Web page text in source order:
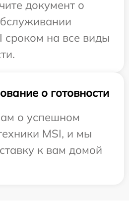
документ о
сроком на все виды
о готовности
о успешном
MSI, и мы
к вам домой